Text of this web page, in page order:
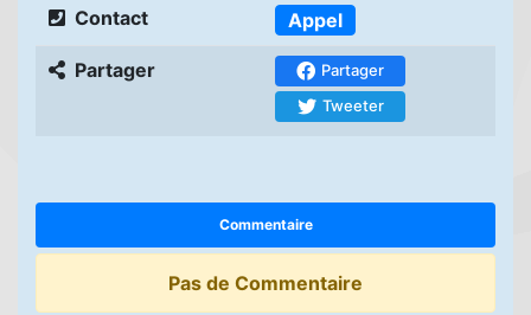
Contact Appel
Partager
Partager
Tweeter
Commentaire
Pas de Commentaire